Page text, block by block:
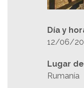
Día y
12/06/
Lugar
Rumanía